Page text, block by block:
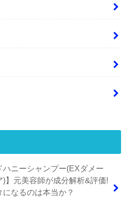
ハニーシャンプー(EXダメー
)】元美容師が成分解析&評価!
になるのは本当か？